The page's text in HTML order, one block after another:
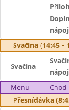
nápoj
Svačina (14:45 -
Svačina
nápoj
Menu
Chod
Přesnídávka